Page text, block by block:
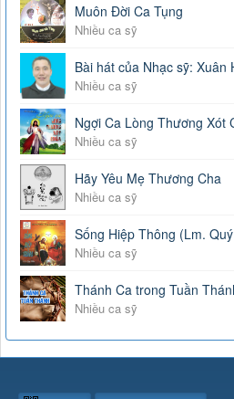
Muôn Đời Ca Tụng
Nhiều ca sỹ
Bài hát của Nhạc sỹ: Xuân
Nhiều ca sỹ
Ngợi Ca Lòng Thương Xót
Nhiều ca sỹ
Hãy Yêu Mẹ Thương Cha
Nhiều ca sỹ
Sống Hiệp Thông (Lm.
Nhiều ca sỹ
Thánh Ca trong Tuần
Nhiều ca sỹ